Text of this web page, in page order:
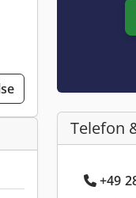
Telefon
+49